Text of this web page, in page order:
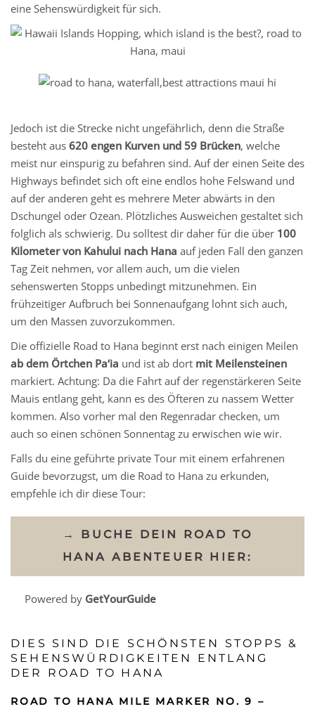
eine Sehenswürdigkeit für sich.
Jedoch ist die Strecke nicht ungefährlich, denn die Straße
besteht aus 620 engen Kurven und 59 Brücken, welche
meist nur einspurig zu befahren sind. Auf der einen Seite des
Highways befindet sich oft eine endlos hohe Felswand und
auf der anderen geht es mehrere Meter abwärts in den
Dschungel oder Ozean. Plötzliches Ausweichen gestaltet sich
folglich als schwierig. Du solltest dir daher für die über 100
Kilometer von Kahului nach Hana auf jeden Fall den ganzen
Tag Zeit nehmen, vor allem auch, um die vielen
sehenswerten Stopps unbedingt mitzunehmen. Ein
frühzeitiger Aufbruch bei Sonnenaufgang lohnt sich auch,
um den Massen zuvorzukommen.
Die offizielle Road to Hana beginnt erst nach einigen Meilen
ab dem Örtchen Pa‘ia und ist ab dort mit Meilensteinen
markiert. Achtung: Da die Fahrt auf der regenstärkeren Seite
Mauis entlang geht, kann es des Öfteren zu nassem Wetter
kommen. Also vorher mal den Regenradar checken, um
auch so einen schönen Sonnentag zu erwischen wie wir.
Falls du eine geführte private Tour mit einem erfahrenen
Guide bevorzugst, um die Road to Hana zu erkunden,
empfehle ich dir diese Tour:
→ BUCHE DEIN ROAD TO
HANA ABENTEUER HIER:
Powered by GetYourGuide
DIES SIND DIE SCHÖNSTEN STOPPS &
SEHENSWÜRDIGKEITEN ENTLANG
DER ROAD TO HANA
ROAD TO HANA MILE MARKER NO. 9 –